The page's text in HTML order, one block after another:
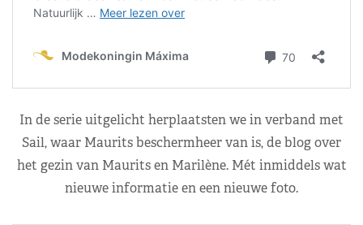
In de serie uitgelicht herplaatsten we in verband met
Sail, waar Maurits beschermheer van is, de blog over
het gezin van Maurits en Marilène. Mét inmiddels wat
nieuwe informatie en een nieuwe foto.